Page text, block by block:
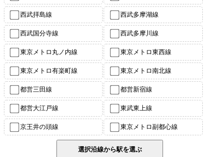
西武拝島線 西武多摩湖線
西武国分寺線 西武多摩川線
東京メトロ丸ノ内線 東京メトロ東西線
東京メトロ有楽町線 東京メトロ南北線
都営三田線 都営新宿線
都営大江戸線 東武東上線
京王井の頭線 東京メトロ副都心線